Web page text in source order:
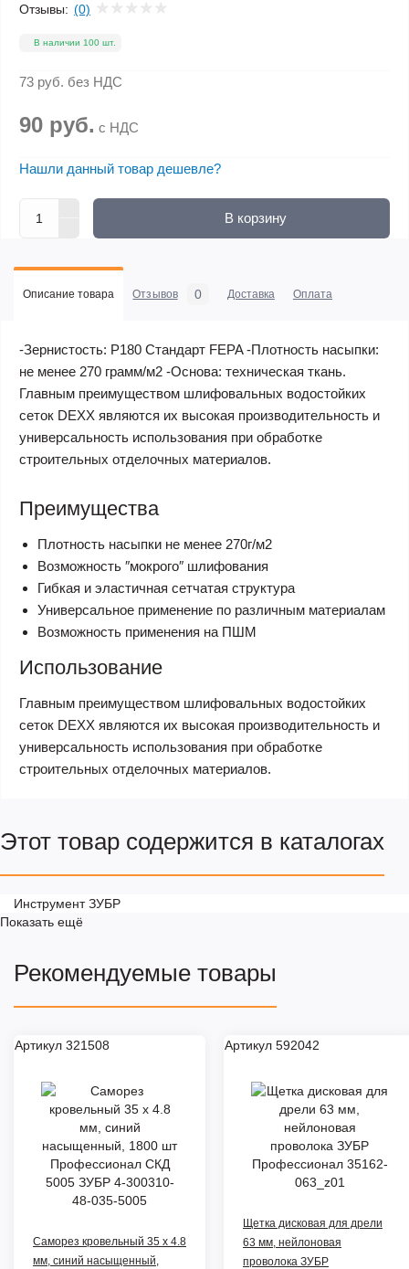
Отзывы: (0)
В наличии 100 шт.
73 руб. без НДС
90 руб. с НДС
Нашли данный товар дешевле?
В корзину
Описание товара Отзывов 0 Доставка Оплата
-Зернистость: Р180 Стандарт FEPA -Плотность насыпки:
не менее 270 грамм/м2 -Основа: техническая ткань.
Главным преимуществом шлифовальных водостойких
сеток DEXX являются их высокая производительность и
универсальность использования при обработке
строительных отделочных материалов.
Преимущества
Плотность насыпки не менее 270г/м2
Возможность ″мокрого″ шлифования
Гибкая и эластичная сетчатая структура
Универсальное применение по различным материалам
Возможность применения на ПШМ
Использование
Главным преимуществом шлифовальных водостойких
сеток DEXX являются их высокая производительность и
универсальность использования при обработке
строительных отделочных материалов.
Этот товар содержится в каталогах
Инструмент ЗУБР
Показать ещё
Рекомендуемые товары
Артикул 321508
Саморез кровельный 35 х 4.8
мм, синий насыщенный,
Артикул 592042
Щетка дисковая для дрели
63 мм, нейлоновая
проволока ЗУБР